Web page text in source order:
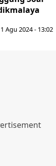
Agu 2024 - 13:02